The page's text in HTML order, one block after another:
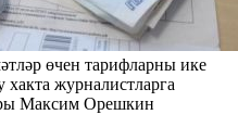
өчен тарифларны ике
журналистларга
Максим Орешкин